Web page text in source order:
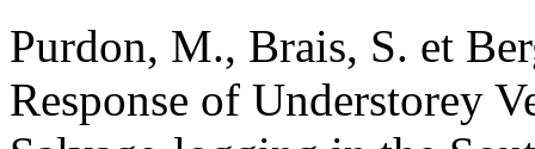
Purdon, M., Brais, S. et
Response of Understorey